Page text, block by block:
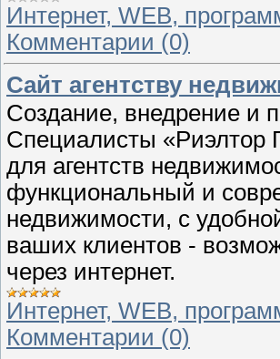
Интернет, WEB,
Комментарии (0)
Сайт агентству
Создание, внедрение и
Специалисты «Риэлтор
для агентств
функциональный и
недвижимости, с
ваших клиентов -
через интернет.
Интернет, WEB,
Комментарии (0)